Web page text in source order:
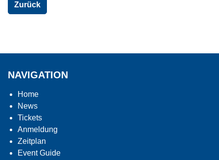
Zurück
NAVIGATION
Home
News
Tickets
Anmeldung
Zeitplan
Event Guide